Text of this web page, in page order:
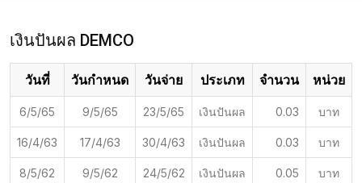
เงินปันผล DEMCO
วันที่ วันกำหนด วันจ่าย ประเภท จำนวน หน่วย
6/5/65 9/5/65 23/5/65 เงินปันผล 0.03 บาท
16/4/63 17/4/63 30/4/63 เงินปันผล 0.03 บาท
8/5/62 9/5/62 24/5/62 เงินปันผล 0.05 บาท